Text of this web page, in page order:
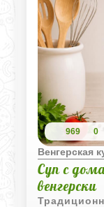
969 0
Венгерская
Суп с
венгерски